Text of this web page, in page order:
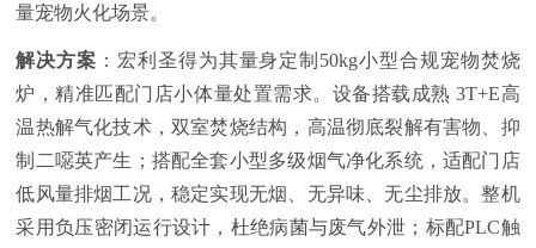
量宠物火化场景。
解决方案 ：宏利圣得为其量身定制 50kg小型合规宠物焚烧
炉 ，精准匹配门店小体量处置需求。设备搭载成熟 3T+E高
温热解气化技术，双室焚烧结构，高温彻底裂解有害物、抑
制二噁英产生；搭配全套小型多级烟气净化系统，适配门店
低风量排烟工况，稳定实现无烟、无异味、无尘排放。整机
采用负压密闭运行设计，杜绝病菌与废气外泄；标配PLC触